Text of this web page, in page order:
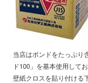
当店はボンドをたっぷり
ド100」 を基本使用して
壁紙クロスを貼り付ける